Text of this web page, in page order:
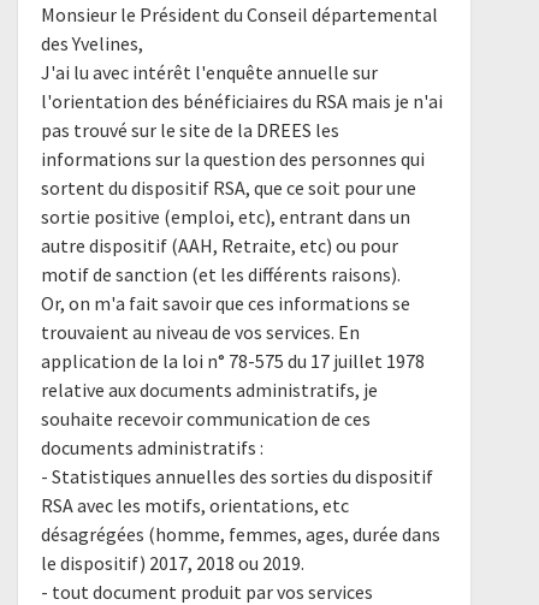
Monsieur le Président du Conseil départemental
des Yvelines,
J'ai lu avec intérêt l'enquête annuelle sur
l'orientation des bénéficiaires du RSA mais je n'ai
pas trouvé sur le site de la DREES les
informations sur la question des personnes qui
sortent du dispositif RSA, que ce soit pour une
sortie positive (emploi, etc), entrant dans un
autre dispositif (AAH, Retraite, etc) ou pour
motif de sanction (et les différents raisons).
Or, on m'a fait savoir que ces informations se
trouvaient au niveau de vos services. En
application de la loi n° 78-575 du 17 juillet 1978
relative aux documents administratifs, je
souhaite recevoir communication de ces
documents administratifs :
- Statistiques annuelles des sorties du dispositif
RSA avec les motifs, orientations, etc
désagrégées (homme, femmes, ages, durée dans
le dispositif) 2017, 2018 ou 2019.
- tout document produit par vos services